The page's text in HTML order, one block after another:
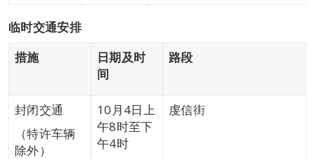
临时交通安排
措施
日期及时
间
路段
封闭交通
（特许车辆
除外）
10月4日上
午8时至下
午4时
虔信街